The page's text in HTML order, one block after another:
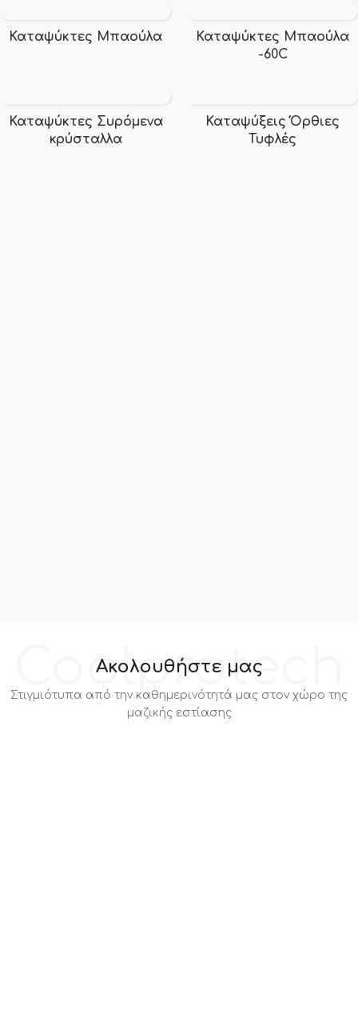
Καταψύκτες Μπαούλα
Καταψύκτες Μπαούλα
-60C
Καταψύκτες Συρόμενα
κρύσταλλα
Καταψύξεις Όρθιες
Τυφλές
Coolprotech
Ακολουθήστε μας
Στιγμιότυπα από την καθημερινότητά μας στον χώρο της
μαζικής εστίασης